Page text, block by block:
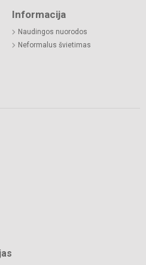
Informacija
Naudingos nuorodos
Neformalus švietimas